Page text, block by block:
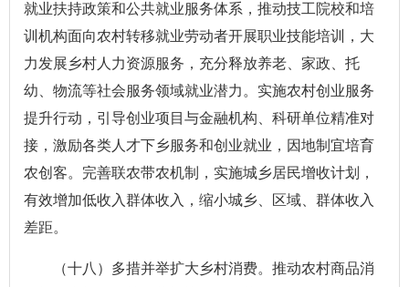
就业扶持政策和公共就业服务体系，推动技工院校和培
训机构面向农村转移就业劳动者开展职业技能培训，大
力发展乡村人力资源服务，充分释放养老、家政、托
幼、物流等社会服务领域就业潜力。实施农村创业服务
提升行动，引导创业项目与金融机构、科研单位精准对
接，激励各类人才下乡服务和创业就业，因地制宜培育
农创客。完善联农带农机制，实施城乡居民增收计划，
有效增加低收入群体收入，缩小城乡、区域、群体收入
差距。
（十八）多措并举扩大乡村消费。推动农村商品消